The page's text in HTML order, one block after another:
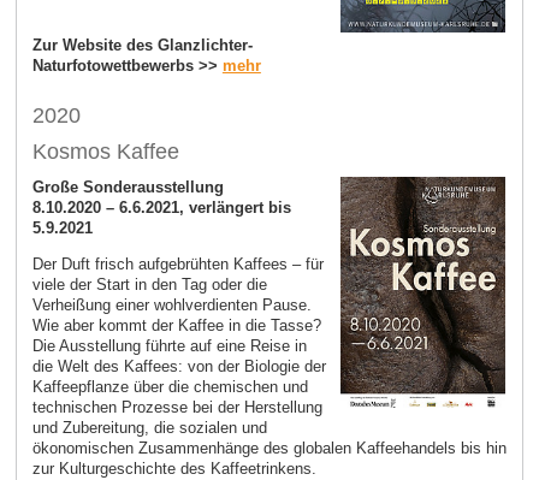
Zur Website des Glanzlichter-
Naturfotowettbewerbs >> mehr
2020
Kosmos Kaffee
Große Sonderausstellung
8.10.2020 – 6.6.2021, verlängert bis
5.9.2021
Der Duft frisch aufgebrühten Kaffees – für
viele der Start in den Tag oder die
Verheißung einer wohlverdienten Pause.
Wie aber kommt der Kaffee in die Tasse?
Die Ausstellung führte auf eine Reise in
die Welt des Kaffees: von der Biologie der
Kaffeepflanze über die chemischen und
technischen Prozesse bei der Herstellung
und Zubereitung, die sozialen und
ökonomischen Zusammenhänge des globalen Kaffeehandels bis hin
zur Kulturgeschichte des Kaffeetrinkens.